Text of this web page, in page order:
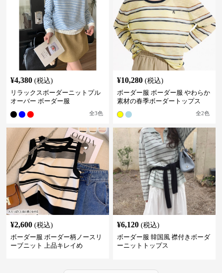
¥4,380 (税込)
リラックスボーダーニットプル
オーバー ボーダー服
全3色
¥10,280 (税込)
ボーダー服 ボーダー服 やわらか
素材の春季ボーダートップス
全2色
¥2,600 (税込)
ボーダー服 ボーダー柄ノースリ
ーブニット 上品キレイめ
¥6,120 (税込)
ボーダー服 韓国風 襟付きボーダ
ーニットトップス